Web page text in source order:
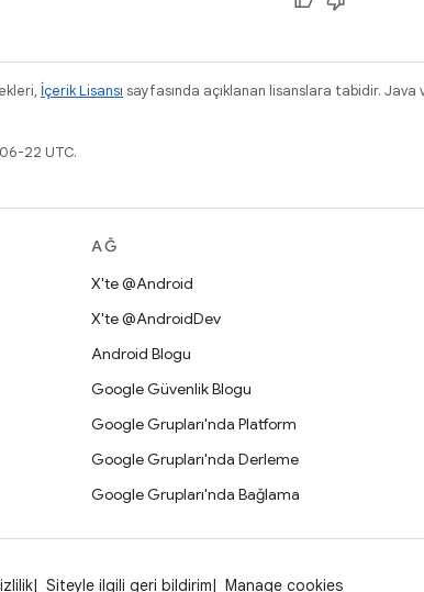
İçerik Lisansı sayfasında açıklanan lisanslara tabidir.
22 UTC.
AĞ
X'te @Android
X'te @AndroidDev
Android Blogu
Google Güvenlik Blogu
Google Grupları'nda Platform
Google Grupları'nda Derleme
Google Grupları'nda Bağlama
Siteyle ilgili geri bildirim Manage cookies